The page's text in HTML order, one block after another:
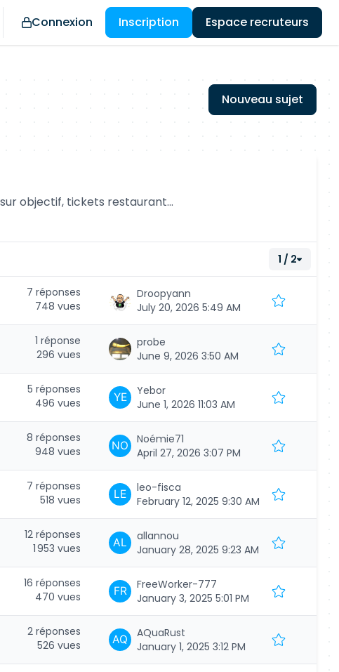
Connexion Inscription Espace recruteurs
Nouveau sujet
objectif, tickets restaurant...
1 / 2
7 réponses
748 vues
Droopyann
July 20, 2026 5:49 AM
1 réponse
296 vues
probe
June 9, 2026 3:50 AM
5 réponses
496 vues
Yebor
June 1, 2026 11:03 AM
8 réponses
948 vues
Noémie71
April 27, 2026 3:07 PM
7 réponses
518 vues
leo-fisca
February 12, 2025 9:30 AM
12 réponses
1 953 vues
allannou
January 28, 2025 9:23 AM
16 réponses
470 vues
FreeWorker-777
January 3, 2025 5:01 PM
2 réponses
526 vues
AQuaRust
January 1, 2025 3:12 PM